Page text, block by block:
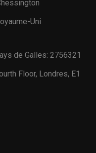
Uni
de Galles: 2756321
Floor, Londres, E1